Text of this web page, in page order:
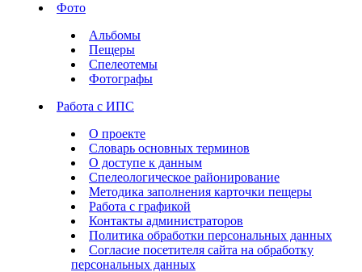
Фото
Альбомы
Пещеры
Спелеотемы
Фотографы
Работа с ИПС
О проекте
Словарь основных терминов
О доступе к данным
Спелеологическое районирование
Методика заполнения карточки пещеры
Работа с графикой
Контакты администраторов
Политика обработки персональных данных
Согласие посетителя сайта на обработку
персональных данных